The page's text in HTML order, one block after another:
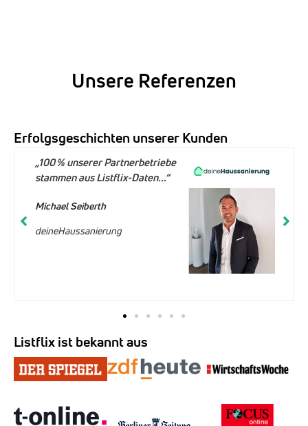
Unsere Referenzen
Erfolgsgeschichten unserer Kunden
„100 % unserer Partnerbetriebe
stammen aus Listflix-Daten...“
Michael Seiberth
deineHaussanierung
Listflix ist bekannt aus